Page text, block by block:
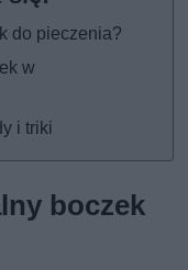
do pieczenia?
w
i triki
boczek